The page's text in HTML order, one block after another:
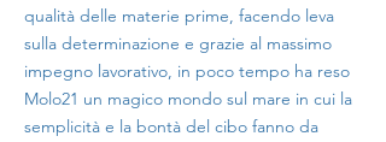
qualità delle materie prime, facendo leva
sulla determinazione e grazie al massimo
impegno lavorativo, in poco tempo ha reso
Molo21 un magico mondo sul mare in cui la
semplicità e la bontà del cibo fanno da